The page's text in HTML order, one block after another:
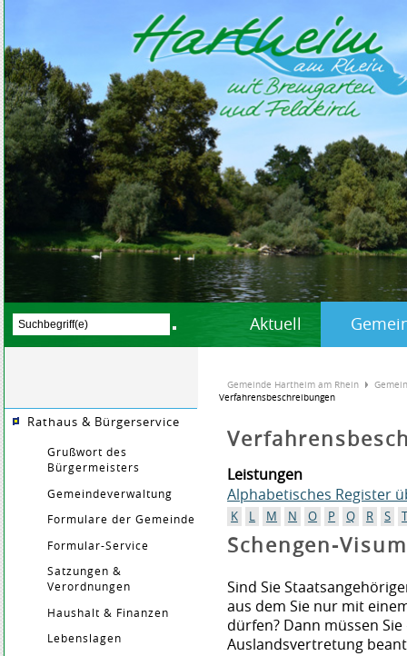
Aktuell
Rathaus & Bürgerservice
Grußwort des
Bürgermeisters
Gemeindeverwaltung
Formulare der Gemeinde
Formular-Service
Satzungen &
Verordnungen
Haushalt & Finanzen
Lebenslagen
Gemeinde Hartheim am Rhein
Verfahrensbeschreibungen
Leistungen
Alphabetisches Register
K L M N O P Q R S
Schengen-
Sind Sie
aus dem Sie nur mit
dürfen? Dann müssen
Auslandsvertretung